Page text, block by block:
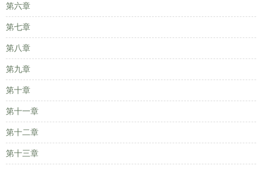
第六章
第七章
第八章
第九章
第十章
第十一章
第十二章
第十三章